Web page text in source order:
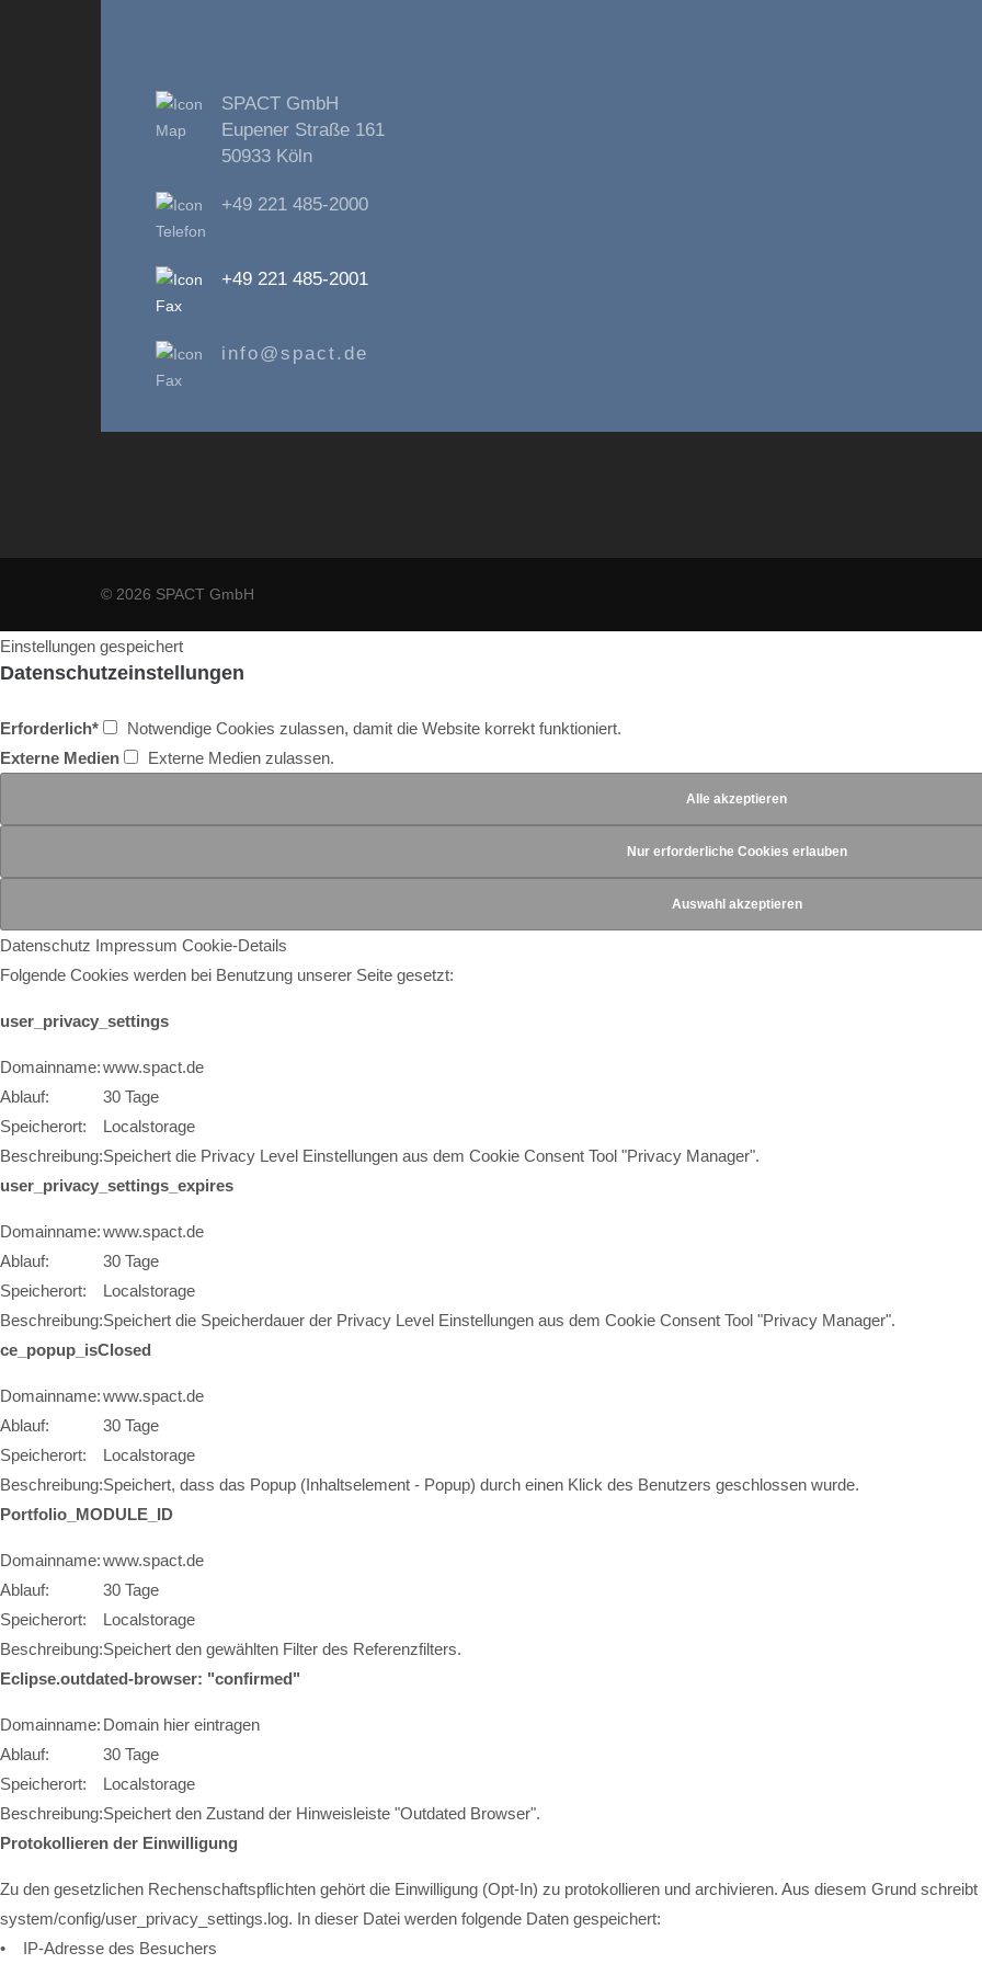
SPACT GmbH
Eupener Straße 161
50933 Köln
+49 221 485-2000
+49 221 485-2001
info@spact.de
© 2026 SPACT GmbH
Einstellungen gespeichert
Datenschutzeinstellungen
Erforderlich*
Notwendige Cookies zulassen, damit die Website korrekt funktioniert.
Externe Medien
Externe Medien zulassen.
Datenschutz Impressum Cookie-Details
Folgende Cookies werden bei Benutzung unserer Seite gesetzt:
user_privacy_settings
Domainname:www.spact.de
Ablauf:
30 Tage
Speicherort:
Localstorage
Beschreibung:Speichert die Privacy Level Einstellungen aus dem Cookie Consent Tool "Privacy Manager".
user_privacy_settings_expires
Domainname:www.spact.de
Ablauf:
30 Tage
Speicherort:
Localstorage
Beschreibung:Speichert die Speicherdauer der Privacy Level Einstellungen aus dem Cookie Consent Tool "Privacy Manager".
ce_popup_isClosed
Domainname:www.spact.de
Ablauf:
30 Tage
Speicherort:
Localstorage
Beschreibung:Speichert, dass das Popup (Inhaltselement - Popup) durch einen Klick des Benutzers geschlossen wurde.
Portfolio_MODULE_ID
Domainname:www.spact.de
Ablauf:
30 Tage
Speicherort:
Localstorage
Beschreibung:Speichert den gewählten Filter des Referenzfilters.
Eclipse.outdated-browser: "confirmed"
Domainname: Domain hier eintragen
Ablauf:
30 Tage
Speicherort:
Localstorage
Beschreibung:Speichert den Zustand der Hinweisleiste "Outdated Browser".
Protokollieren der Einwilligung
Zu den gesetzlichen Rechenschaftspflichten gehört die Einwilligung (Opt-In) zu protokollieren und archivieren. Aus diesem Grund
system/config/user_privacy_settings.log. In dieser Datei werden folgende Daten gespeichert:
• IP-Adresse des Besuchers